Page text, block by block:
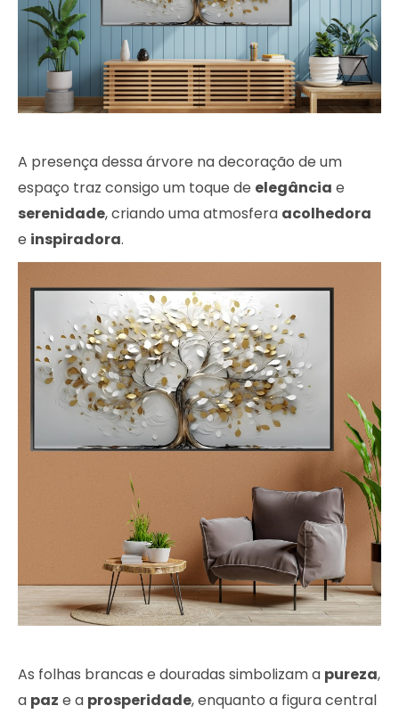
A presença dessa árvore na decoração de um
espaço traz consigo um toque de elegância e
serenidade, criando uma atmosfera acolhedora
e inspiradora.
As folhas brancas e douradas simbolizam a pureza,
a paz e a prosperidade, enquanto a figura central